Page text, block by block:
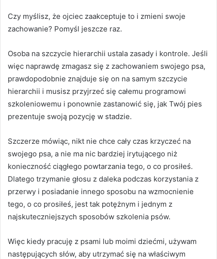
Czy myślisz, że ojciec zaakceptuje to i zmieni swoje
zachowanie? Pomyśl jeszcze raz.
Osoba na szczycie hierarchii ustala zasady i kontrole. Jeśli
więc naprawdę zmagasz się z zachowaniem swojego psa,
prawdopodobnie znajduje się on na samym szczycie
hierarchii i musisz przyjrzeć się całemu programowi
szkoleniowemu i ponownie zastanowić się, jak Twój pies
prezentuje swoją pozycję w stadzie.
Szczerze mówiąc, nikt nie chce cały czas krzyczeć na
swojego psa, a nie ma nic bardziej irytującego niż
konieczność ciągłego powtarzania tego, o co prosiłeś.
Dlatego trzymanie głosu z daleka podczas korzystania z
przerwy i posiadanie innego sposobu na wzmocnienie
tego, o co prosiłeś, jest tak potężnym i jednym z
najskuteczniejszych sposobów szkolenia psów.
Więc kiedy pracuję z psami lub moimi dziećmi, używam
następujących słów, aby utrzymać się na właściwym